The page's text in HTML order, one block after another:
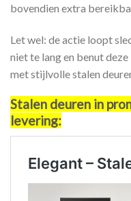
bovendien extra
Let wel: de actie loopt
niet te lang en benut
met stijlvolle stalen
Stalen deuren in
levering: